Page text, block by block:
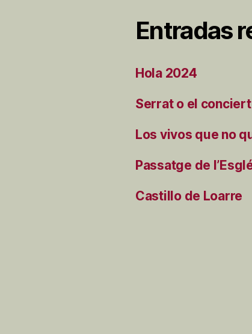
Entradas
Hola 2024
Serrat o el
Los vivos que no
Passatge de
Castillo de Loarre